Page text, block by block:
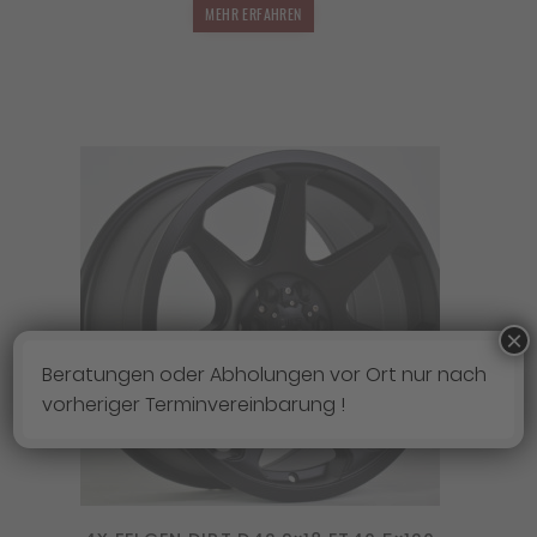
MEHR ERFAHREN
Beratungen oder Abholungen vor Ort nur nach
vorheriger Terminvereinbarung !
×